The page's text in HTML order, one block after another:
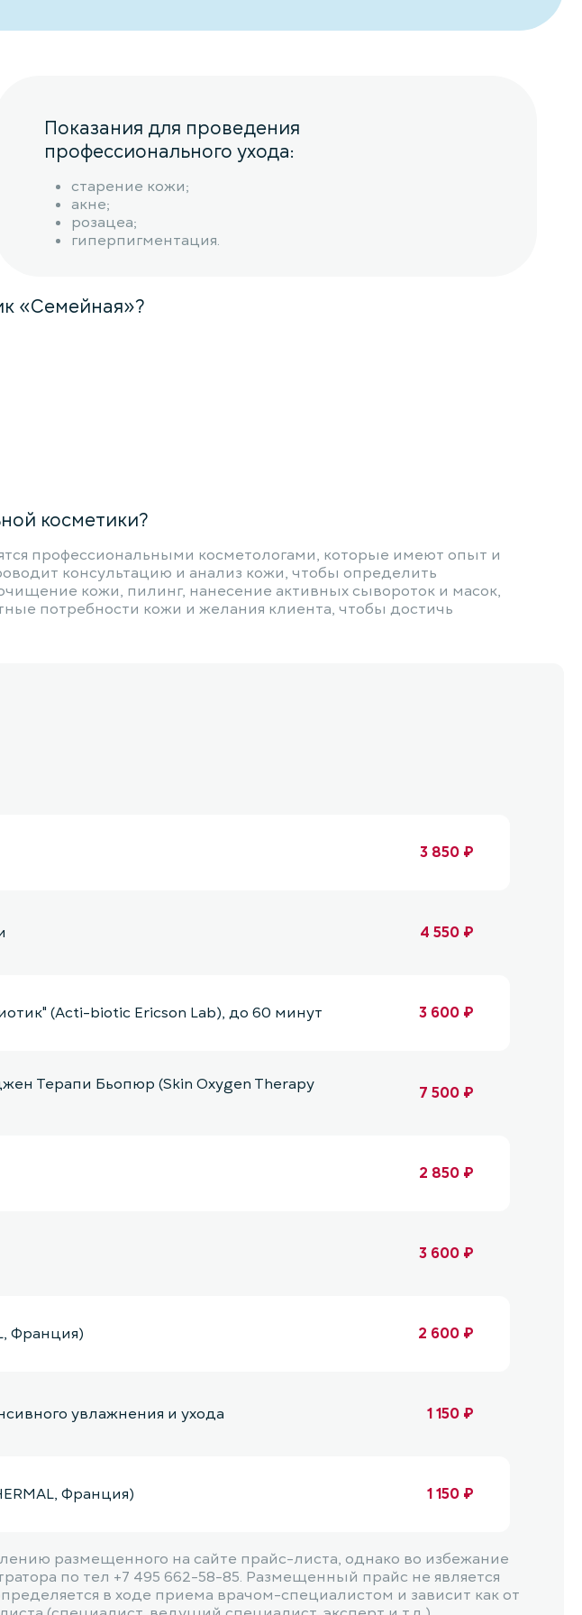
Показания для проведения
профессионального ухода:
старение кожи;
акне;
розацеа;
гиперпигментация.
«Семейная»?
косметики?
профессиональными косметологами, которые имеют опыт и
консультацию и анализ кожи, чтобы определить
кожи, пилинг, нанесение активных сывороток и масок,
потребности кожи и желания клиента, чтобы достичь
3 850 ₽
4 550 ₽
(Acti-biotic Ericson Lab), до 60 минут 3 600 ₽
Терапи Бьопюр (Skin Oxygen Therapy
7 500 ₽
2 850 ₽
3 600 ₽
Франция) 2 600 ₽
увлажнения и ухода 1 150 ₽
Франция) 1 150 ₽
THERMAL, Франция) 1 150 ₽
размещенного на сайте прайс-листа, однако во избежание
по тел +7 495 662-58-85. Размещенный прайс не является
в ходе приема врачом-специалистом и зависит как от